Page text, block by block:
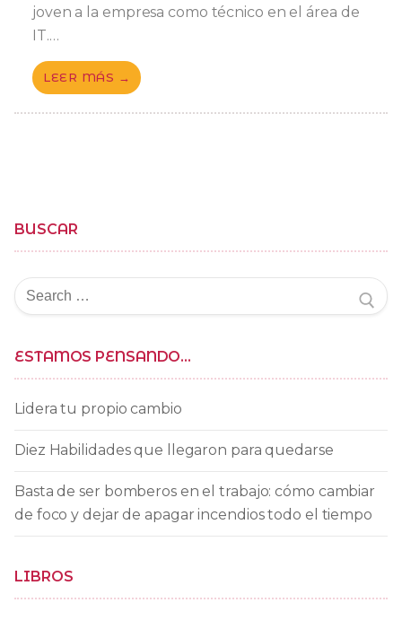
joven a la empresa como técnico en el área de
IT.…
LEER MÁS →
BUSCAR
Buscar
por:
ESTAMOS PENSANDO…
Lidera tu propio cambio
Diez Habilidades que llegaron para quedarse
Basta de ser bomberos en el trabajo: cómo cambiar
de foco y dejar de apagar incendios todo el tiempo
LIBROS